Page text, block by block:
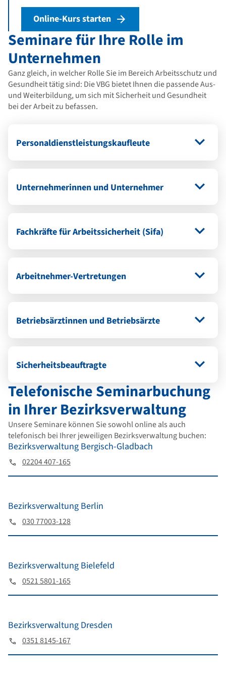
Online-Kurs starten
Seminare für Ihre Rolle im
Unternehmen
Ganz gleich, in welcher Rolle Sie im Bereich Arbeitsschutz und
Gesundheit tätig sind: Die VBG bietet Ihnen die passende Aus-
und Weiterbildung, um sich mit Sicherheit und Gesundheit
bei der Arbeit zu befassen.
Personaldienstleistungskaufleute
Unternehmerinnen und Unternehmer
Fachkräfte für Arbeitssicherheit (Sifa)
Arbeitnehmer-Vertretungen
Betriebsärztinnen und Betriebsärzte
Sicherheitsbeauftragte
Telefonische Seminarbuchung
in Ihrer Bezirksverwaltung
Unsere Seminare können Sie sowohl online als auch
telefonisch bei Ihrer jeweiligen Bezirksverwaltung buchen:
Bezirksverwaltung Bergisch-Gladbach
02204 407-165
Bezirksverwaltung Berlin
030 77003-128
Bezirksverwaltung Bielefeld
0521 5801-165
Bezirksverwaltung Dresden
0351 8145-167